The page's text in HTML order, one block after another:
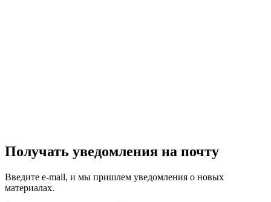
Получать уведомления на почту
Введите e-mail, и мы пришлем уведомления о новых
материалах.